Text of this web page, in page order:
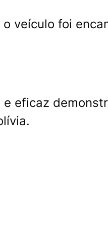
veículo foi
e eficaz